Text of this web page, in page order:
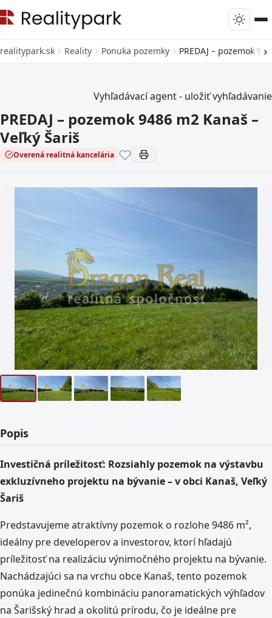
realitypark.sk Reality Ponuka pozemky PREDAJ – pozemok
Vyhľadávací agent - uložiť vyhľadávanie
PREDAJ – pozemok 9486 m2 Kanaš –
Veľký Šariš
Overená realitná kancelária
Popis
Investičná príležitosť: Rozsiahly pozemok na výstavbu
exkluzívneho projektu na bývanie – v obci Kanaš, Veľký
Šariš
Predstavujeme atraktívny pozemok o rozlohe 9486 m²,
ideálny pre developerov a investorov, ktorí hľadajú
príležitosť na realizáciu výnimočného projektu na bývanie.
Nachádzajúci sa na vrchu obce Kanaš, tento pozemok
ponúka jedinečnú kombináciu panoramatických výhľadov
na Šarišský hrad a okolitú prírodu, čo je ideálne pre